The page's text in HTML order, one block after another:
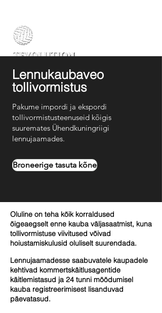
Lennukaubaveo
tollivormistus
Pakume impordi ja ekspordi
tollivormistusteenuseid kõigis
suuremates Ühendkuningriigi
lennujaamades.
Broneerige tasuta kõne
Oluline on teha kõik korraldused
õigeaegselt enne kauba väljasaatmist, kuna
tollivormistuse viivitused võivad
hoiustamiskulusid oluliselt suurendada.
Lennujaamadesse saabuvatele kaupadele
kehtivad kommertskäitlusagentide
käitlemistasud ja 24 tunni möödumisel
kauba registreerimisest lisanduvad
päevatasud.